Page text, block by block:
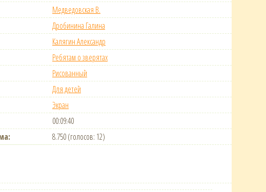
Медведовская В.
Дробинина Галина
Калягин Александр
Ребятам о зверятах
Рисованный
Для детей
Экран
00:09:40
8.750 (голосов: 12)